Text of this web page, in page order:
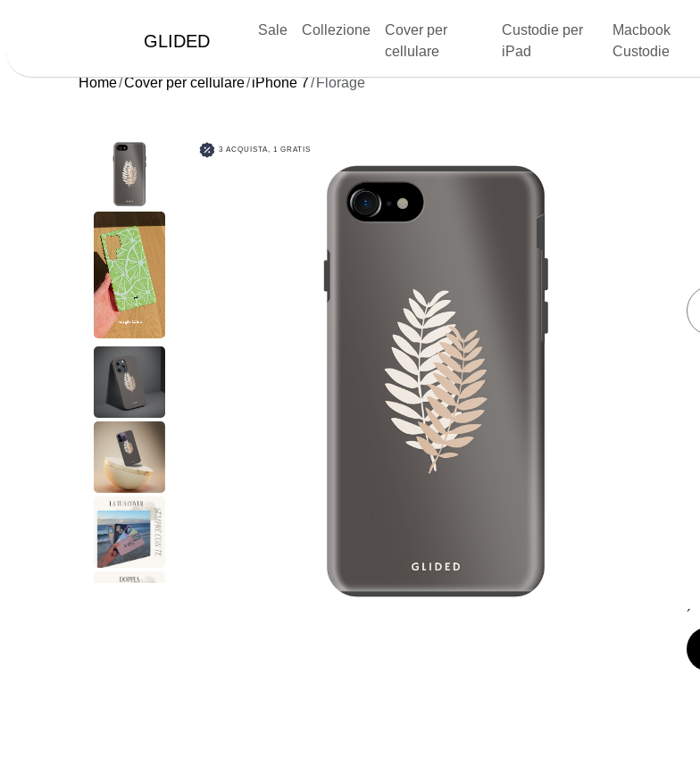
GLIDED
Sale Collezione
Cover per
cellulare
Custodie per
iPad
Macbook
Custodie
Home Cover per cellulare iPhone 7 Florage
3 ACQUISTA, 1 GRATIS
´